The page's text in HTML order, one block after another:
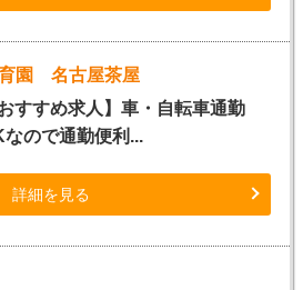
園 名古屋茶屋
おすすめ求人】車・自転車通勤
なので通勤便利...
詳細を見る